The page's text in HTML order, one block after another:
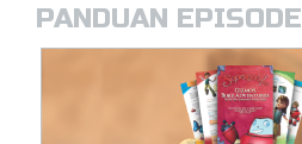
PANDUAN EPISODE